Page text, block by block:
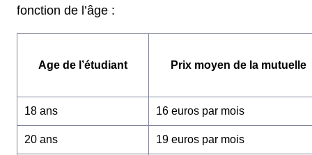
fonction de l’âge :
Age de l’étudiant Prix moyen de la mutuelle
18 ans 16 euros par mois
20 ans 19 euros par mois